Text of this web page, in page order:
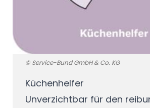
© Service-Bund GmbH & Co. KG
Küchenhelfer
Unverzichtbar für den